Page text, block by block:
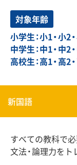
対象年齢
小学生：小1・小2
中学生：中1・中2
高校生：高1・高2
新国語
すべての教科で
文法・論理力を